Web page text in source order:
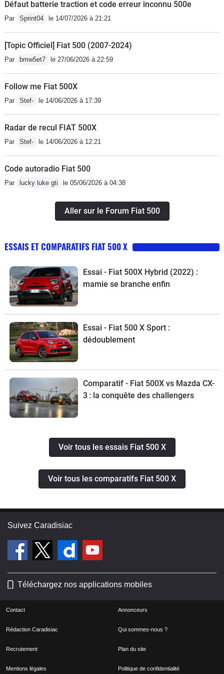
Défaut batterie traction et code erreur inconnu 500e
Par Sprint04 le 14/07/2026 à 21:21
[Topic Officiel] Fiat 500 (2007-2024)
Par bmw5et7 le 27/06/2026 à 22:59
Follow me Fiat 500X
Par Stef- le 14/06/2026 à 17:39
Radar de recul FIAT 500X
Par Stef- le 14/06/2026 à 12:21
Code autoradio Fiat 500
Par lucky luke gti le 05/06/2026 à 04:38
Aller sur le Forum Fiat 500
ESSAIS ET COMPARATIFS FIAT 500 X
Essai - Fiat 500X Hybrid (2022) :
mamie se branche enfin
Essai - Fiat 500 X Sport :
dédoublement
Comparatif - Fiat 500X vs Mazda CX-
3 : la conquête des challengers
Voir tous les essais Fiat 500 X
Voir tous les comparatifs Fiat 500 X
Suivez Caradisiac
Téléchargez nos applications mobiles
Contact Annonceurs
Rédaction Caradisiac Qui sommes-nous ?
Recrutement Plan du site
Mentions légales Politique de confidentialité